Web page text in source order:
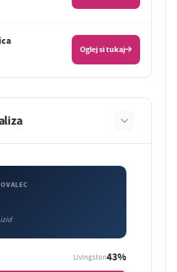
Oglej si tukaj
Livingston43%